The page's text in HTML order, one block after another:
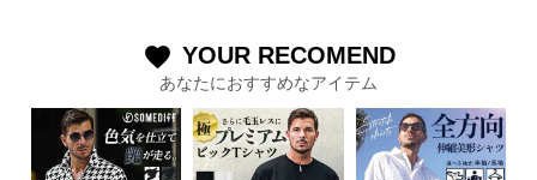
favorite YOUR RECOMEND
あなたにおすすめなアイテム